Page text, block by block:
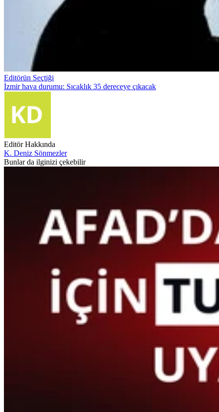
Editörün Seçtiği
İzmir hava durumu: Sıcaklık 35 dereceye çıkacak
Editör Hakkında
K. Deniz Sönmezler
Bunlar da ilginizi çekebilir